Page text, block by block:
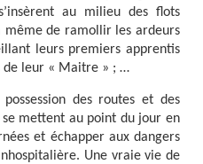
au milieu des flots
même de ramollir les ardeurs
leurs premiers apprentis
de leur « Maitre » ; …
des routes et des
mettent au point du jour en
et échapper aux dangers
Une vraie vie de